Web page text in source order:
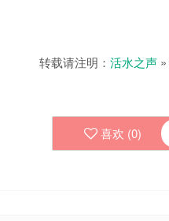
转载请注明： 活水之声 »
喜欢 (0)